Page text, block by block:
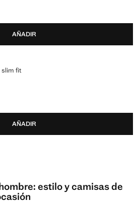
AÑADIR
slim fitSLIM FIT
]
AÑADIR
estilo y camisas de